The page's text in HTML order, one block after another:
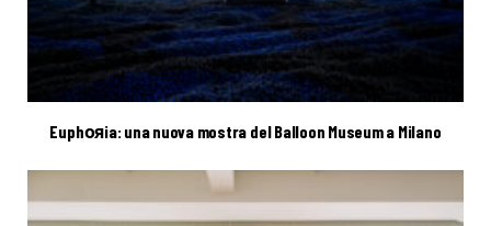
Euphояia: una nuova mostra del Balloon Museum a Milano